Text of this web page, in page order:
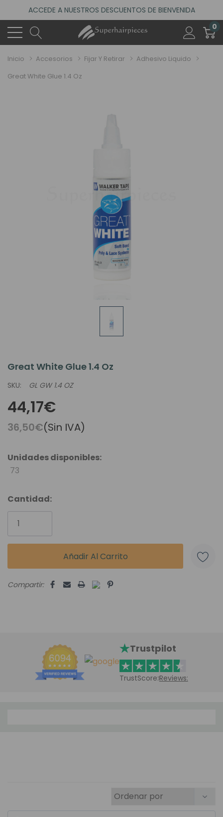
ACCEDE A NUESTROS DESCUENTOS DE BIENVENIDA
4.6
(485 reseñas)
VISITA NUESTRO NUEVO SALÓN EN MADRID
ACCEDE A NUESTROS DESCUENTOS DE BIENVENIDA
0
Inicio Accesorios Fijar Y Retirar
Adhesivo Liquido
Great White Glue 1.4 Oz
Great White Glue 1.4 Oz
SKU: GL GW 1.4 OZ
44,17€
36,50€(Sin IVA)
Unidades disponibles:
73
Cantidad:
Compartir:
Trustpilot
TrustScore:Reviews: